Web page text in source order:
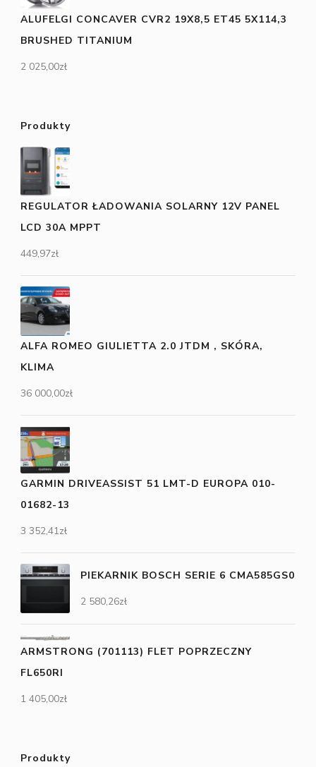
ALUFELGI CONCAVER CVR2 19X8,5 ET45 5X114,3
BRUSHED TITANIUM
2 025,00zł
Produkty
REGULATOR ŁADOWANIA SOLARNY 12V PANEL
LCD 30A MPPT
449,97zł
ALFA ROMEO GIULIETTA 2.0 JTDM , SKÓRA,
KLIMA
36 000,00zł
GARMIN DRIVEASSIST 51 LMT-D EUROPA 010-
01682-13
3 352,41zł
PIEKARNIK BOSCH SERIE 6 CMA585GS0
2 580,26zł
ARMSTRONG (701113) FLET POPRZECZNY
FL650RI
1 405,00zł
Produkty